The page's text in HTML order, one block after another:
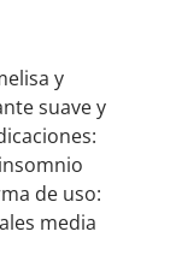
y
suave y
de uso:
media